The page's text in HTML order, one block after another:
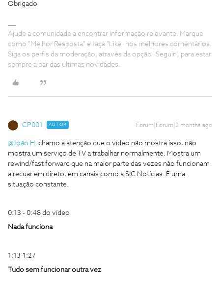
Obrigado
Ajude a comunidade a encontrar informação relevante. Marque
como "Melhor Resposta" e faça "Like" nos melhores comentários.
Siga os perfis da moderação, através da opção "Seguir", para estar
sempre a par das ultimas novidades.
CP001 AUTOR Forum|Forum|2 months ago
@João H. chamo a atenção que o vídeo não mostra isso, não
mostra um serviço de TV a trabalhar normalmente. Mostra um
rewind/fast forward que na maior parte das vezes não funcionam
a recuar em direto, em canais como a SIC Notícias. É uma
situação constante.
0:13 - 0:48 do vídeo
Nada funciona
1:13-1:27
Tudo sem funcionar outra vez